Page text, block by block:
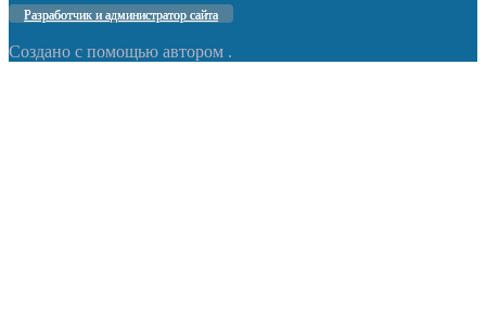
Разработчик и администратор сайта
Создано с помощью автором .